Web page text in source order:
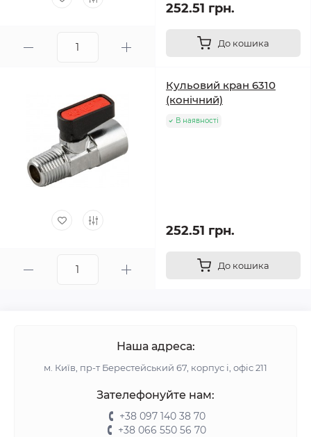
252.51 грн.
До кошика
Кульовий кран 6310
(конічний)
В наявності
252.51 грн.
До кошика
Наша адреса:
м. Київ, пр-т Берестейський 67, корпус і, офіс 211
Зателефонуйте нам:
+38 097 140 38 70
+38 066 550 56 70